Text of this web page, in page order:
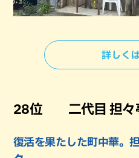
詳しく
28位 二代目 担々
復活を果たした町中華。